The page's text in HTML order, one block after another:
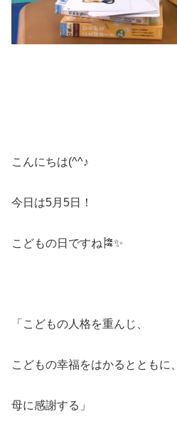
こんにちは(^^♪
今日は5月5日！
こどもの日ですね🎏✨
「こどもの人格を重んじ、
こどもの幸福をはかるとともに、
母に感謝する」